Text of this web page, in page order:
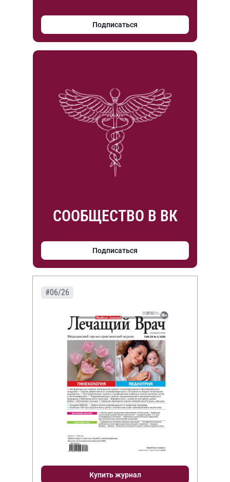
Подписаться
СООБЩЕСТВО В ВК
Подписаться
#06/26
Купить журнал